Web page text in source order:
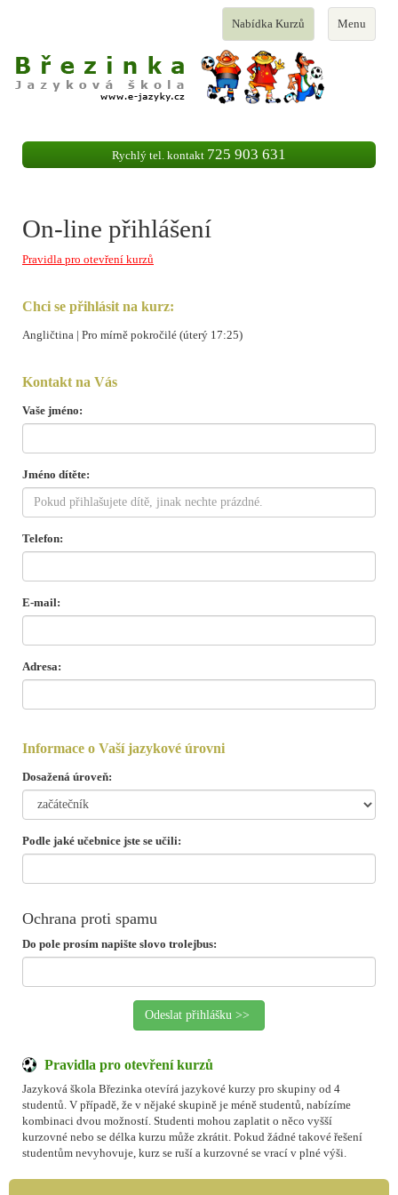
Toggle
navigation
Menu
Toggle
navigation
Nabídka Kurzů
Rychlý tel. kontakt 725 903 631
On-line přihlášení
Pravidla pro otevření kurzů
Chci se přihlásit na kurz:
Angličtina | Pro mírně pokročilé (úterý 17:25)
Kontakt na Vás
Vaše jméno:
Jméno dítěte:
Telefon:
E-mail:
Adresa:
Informace o Vaší jazykové úrovni
Dosažená úroveň:
Podle jaké učebnice jste se učili:
Ochrana proti spamu
Do pole prosím napište slovo trolejbus:
Pravidla pro otevření kurzů
Jazyková škola Březinka otevírá jazykové kurzy pro skupiny od 4
studentů. V případě, že v nějaké skupině je méně studentů, nabízíme
kombinaci dvou možností. Studenti mohou zaplatit o něco vyšší
kurzovné nebo se délka kurzu může zkrátit. Pokud žádné takové řešení
studentům nevyhovuje, kurz se ruší a kurzovné se vrací v plné výši.